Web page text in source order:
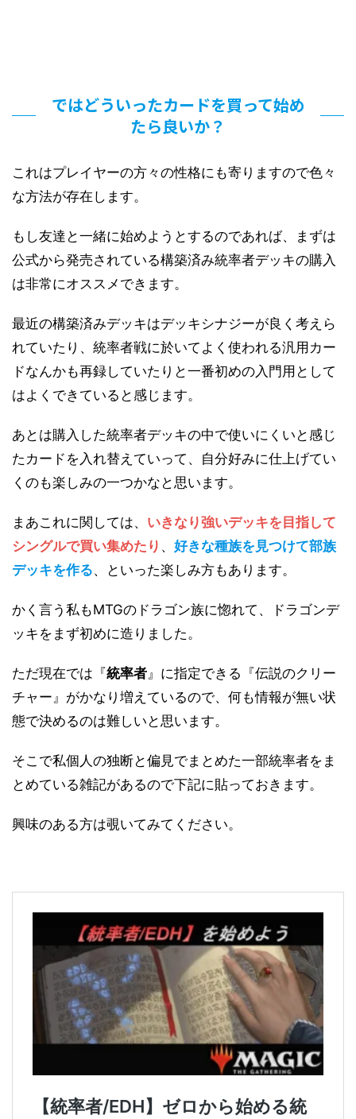
ではどういったカードを買って始め
たら良いか？
これはプレイヤーの方々の性格にも寄りますので色々
な方法が存在します。
もし友達と一緒に始めようとするのであれば、まずは
公式から発売されている構築済み統率者デッキの購入
は非常にオススメできます。
最近の構築済みデッキはデッキシナジーが良く考えら
れていたり、統率者戦に於いてよく使われる汎用カー
ドなんかも再録していたりと一番初めの入門用として
はよくできていると感じます。
あとは購入した統率者デッキの中で使いにくいと感じ
たカードを入れ替えていって、自分好みに仕上げてい
くのも楽しみの一つかなと思います。
まあこれに関しては、 いきなり強いデッキを目指して
シングルで買い集めたり 、 好きな種族を見つけて部族
デッキを作る、といった楽しみ方もあります。
かく言う私もMTGのドラゴン族に惚れて、ドラゴンデ
ッキをまず初めに造りました。
ただ現在では『統率者』に指定できる『伝説のクリー
チャー』がかなり増えているので、何も情報が無い状
態で決めるのは難しいと思います。
そこで私個人の独断と偏見でまとめた一部統率者をま
とめている雑記があるので下記に貼っておきます。
興味のある方は覗いてみてください。